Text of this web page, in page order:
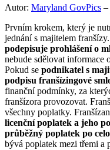
Autor: Maryland GovPics –
Prvním krokem, který je
jednání s majitelem
podepisuje prohlášení o
nebude sdělovat informace
Pokud se podnikatel s
podpisu franšízingové
finanční podmínky, za
franšízora provozovat.
všechny poplatky.
licenční poplatek a jeho
průběžný poplatek po
bývá poplatek mezi třemi a